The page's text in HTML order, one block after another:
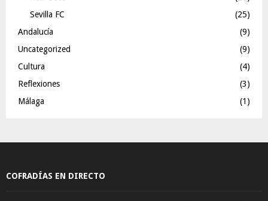
Sevilla FC
(25)
Andalucía
(9)
Uncategorized
(9)
Cultura
(4)
Reflexiones
(3)
Málaga
(1)
COFRADÍAS EN DIRECTO